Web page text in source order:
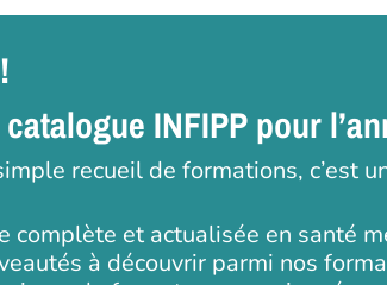
INFIPP pour
recueil de formations, c’est
complète et actualisée en santé
à découvrir parmi nos